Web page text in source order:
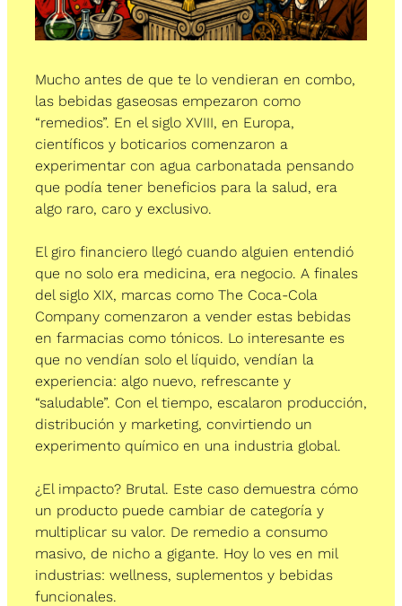
Mucho antes de que te lo vendieran en combo,
las bebidas gaseosas empezaron como
“remedios”. En el siglo XVIII, en Europa,
científicos y boticarios comenzaron a
experimentar con agua carbonatada pensando
que podía tener beneficios para la salud, era
algo raro, caro y exclusivo.
El giro financiero llegó cuando alguien entendió
que no solo era medicina, era negocio. A finales
del siglo XIX, marcas como The Coca-Cola
Company comenzaron a vender estas bebidas
en farmacias como tónicos. Lo interesante es
que no vendían solo el líquido, vendían la
experiencia: algo nuevo, refrescante y
“saludable”. Con el tiempo, escalaron producción,
distribución y marketing, convirtiendo un
experimento químico en una industria global.
¿El impacto? Brutal. Este caso demuestra cómo
un producto puede cambiar de categoría y
multiplicar su valor. De remedio a consumo
masivo, de nicho a gigante. Hoy lo ves en mil
industrias: wellness, suplementos y bebidas
funcionales.